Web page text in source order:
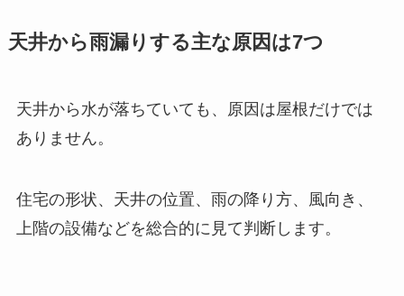
天井から雨漏りする主な原因は7つ
天井から水が落ちていても、原因は屋根だけでは
ありません。
住宅の形状、天井の位置、雨の降り方、風向き、
上階の設備などを総合的に見て判断します。